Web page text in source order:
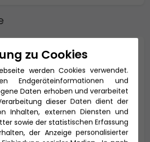
zu Cookies
werden Cookies verwendet.
Endgeräteinformationen und
Daten erhoben und verarbeitet
dieser Daten dient der
Inhalten, externen Diensten und
sowie der statistischen Erfassung
der Anzeige personalisierter